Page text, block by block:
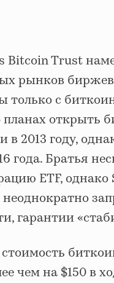
Bitcoin Trust
рынков
только с
открыть
в 2013 году,
года. Братья
ETF,
неоднократно
гарантии
чем на $150 в